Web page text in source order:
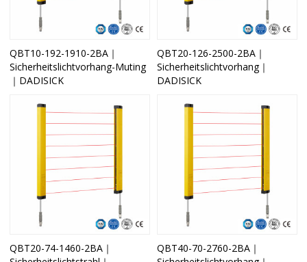
QBT10-192-1910-2BA｜
Sicherheitslichtvorhang-Muting
｜DADISICK
QBT20-126-2500-2BA｜
Sicherheitslichtvorhang｜
DADISICK
QBT20-74-1460-2BA｜
QBT40-70-2760-2BA｜